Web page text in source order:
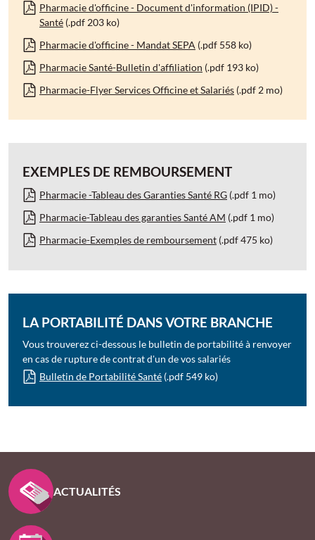
Pharmacie d'officine - Document d'information (IPID) -
Santé (.pdf 203 ko)
Pharmacie d'officine - Mandat SEPA (.pdf 558 ko)
Pharmacie Santé-Bulletin d'affiliation (.pdf 193 ko)
Pharmacie-Flyer Services Officine et Salariés (.pdf 2 mo)
EXEMPLES DE REMBOURSEMENT
Pharmacie -Tableau des Garanties Santé RG (.pdf 1 mo)
Pharmacie-Tableau des garanties Santé AM (.pdf 1 mo)
Pharmacie-Exemples de remboursement (.pdf 475 ko)
LA PORTABILITÉ DANS VOTRE BRANCHE
Vous trouverez ci-dessous le bulletin de portabilité à renvoyer
en cas de rupture de contrat d'un de vos salariés
Bulletin de Portabilité Santé (.pdf 549 ko)
PIED DE PAGE KLESIA - ASSUREUR D’INTÉRÊT
ACTUALITÉS